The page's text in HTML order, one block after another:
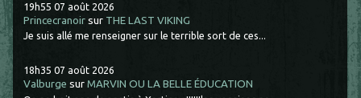
19h55 07 août 2026
Princecranoir sur THE LAST VIKING
Je suis allé me renseigner sur le terrible sort de ces...
18h35 07 août 2026
Valburge surMARVIN OU LA BELLE ÉDUCATION